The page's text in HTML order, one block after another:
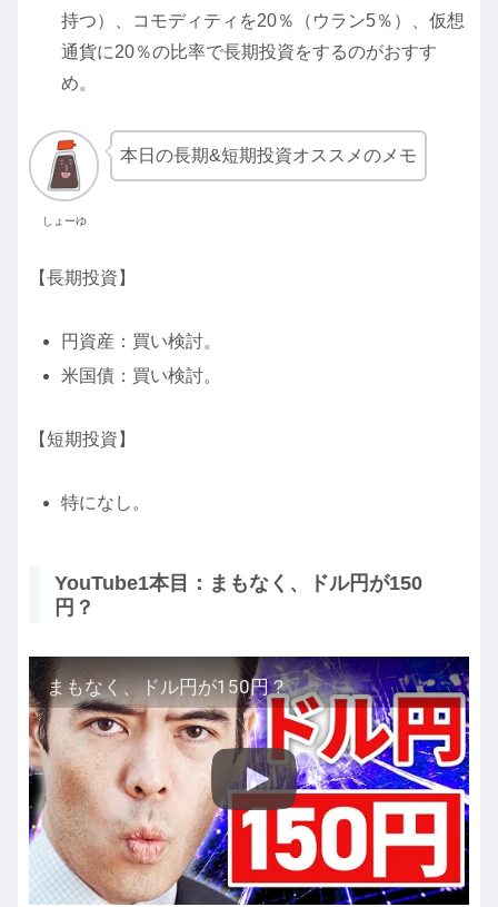
持つ）、コモディティを20％（ウラン5％）、仮想
通貨に20％の比率で長期投資をするのがおすす
め。
しょーゆ
本日の長期&短期投資オススメのメモ
【長期投資】
円資産：買い検討。
米国債：買い検討。
【短期投資】
特になし。
YouTube1本目：まもなく、ドル円が150
円？
まもなく、ドル円が150円？